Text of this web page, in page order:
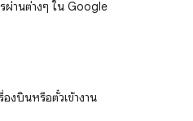
ผ่านต่างๆ ใน Google
งบินหรือตั๋วเข้างาน